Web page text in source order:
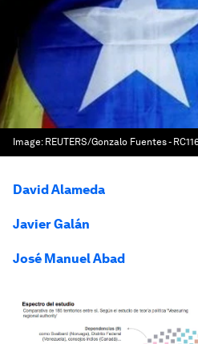
Image: REUTERS/Gonzalo Fuentes -
David Alameda
Javier Galán
José Manuel Abad